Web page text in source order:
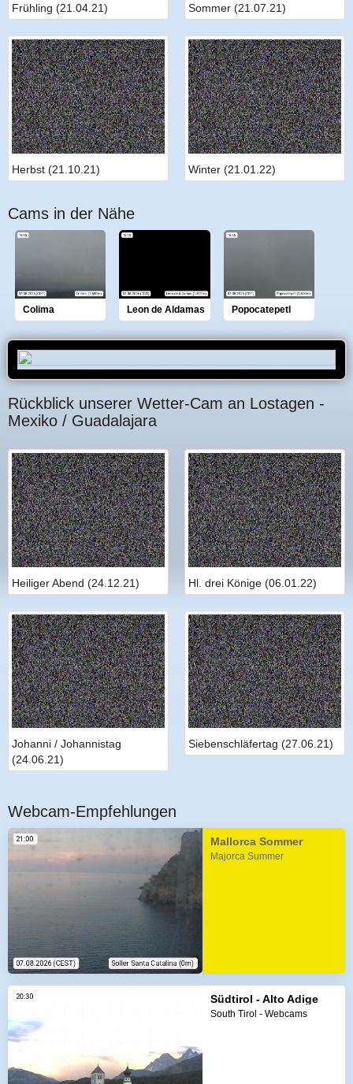
Frühling (21.04.21) Sommer (21.07.21)
Herbst (21.10.21) Winter (21.01.22)
Cams in der Nähe
Colima Leon de Aldamas Popocatepetl
Rückblick unserer Wetter-Cam an Lostagen -
Mexiko / Guadalajara
Heiliger Abend (24.12.21) Hl. drei Könige (06.01.22)
Johanni / Johannistag
(24.06.21)
Siebenschläfertag (27.06.21)
Webcam-Empfehlungen
Mallorca Sommer
Majorca Summer
Südtirol - Alto Adige
South Tirol - Webcams